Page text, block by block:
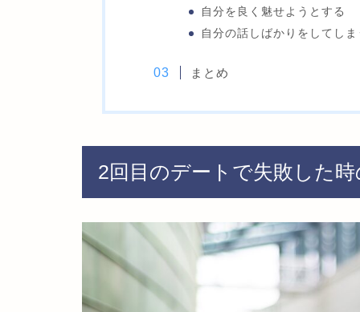
自分を良く魅せようとする
自分の話しばかりをしてしま
まとめ
2回目のデートで失敗した